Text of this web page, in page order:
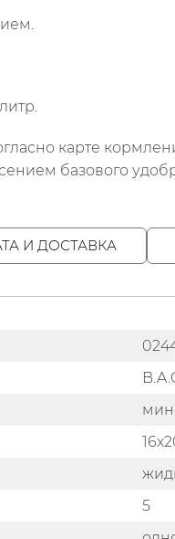
карте
базового
И ДОСТАВКА
5